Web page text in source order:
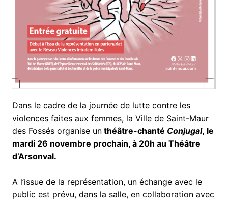
Dans le cadre de la journée de lutte contre les
violences faites aux femmes, la Ville de Saint-Maur
des Fossés organise unthéâtre-chanté Conjugal, le
mardi 26 novembre prochain, à 20h au Théâtre
d’Arsonval.
A l’issue de la représentation, un échange avec le
public est prévu, dans la salle, en collaboration avec